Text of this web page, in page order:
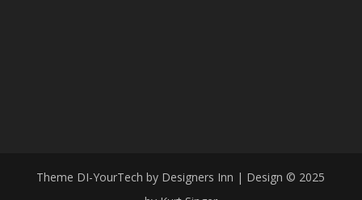
Theme DI-YourTech by Designers Inn | Design © 2025